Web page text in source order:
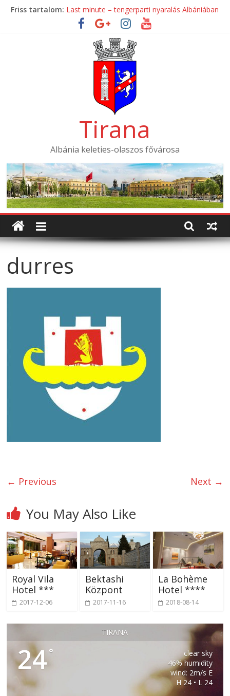
SkipFriss tartalom: Last minute – tengerparti nyaralás Albániában
Mondial Hotel ****
Mak Albania Hotel *****
La Bohème Hotel ****
Tirana International Hotel ****
Tirana
Albánia keleties-olaszos fővárosa
durres
← Previous Next →
You May Also Like
Royal Vila
Hotel ***
2017-12-06
Bektashi
Központ
2017-11-16
La Bohème
Hotel ****
2018-08-14
TIRANA
24°
clear sky
46% humidity
wind: 2m/s E
H 24 • L 24